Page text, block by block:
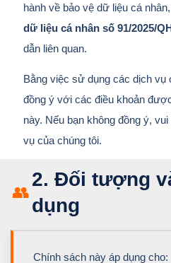
hành về bảo vệ dữ liệu cá
dữ liệu cá nhân số 91/2025/
dẫn liên quan.
Bằng việc sử dụng các dịch vụ
đồng ý với các điều khoản
này. Nếu bạn không đồng ý,
vụ của chúng tôi.
👥
2. Đối tượng
dụng
Chính sách này áp dụng cho: